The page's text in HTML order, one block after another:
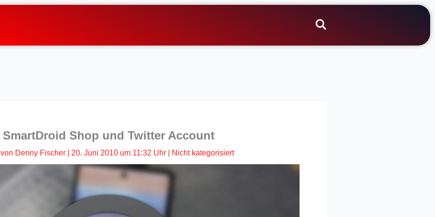
SmartDroid Shop und Twitter Account
von Denny Fischer 20. Juni 2010 um 11:32 Uhr Nicht kategorisiert